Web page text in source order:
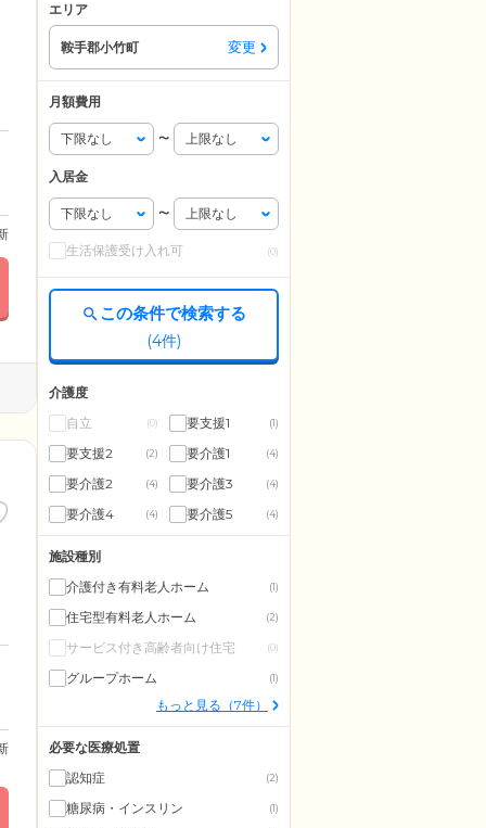
エリア
鞍手郡小竹町 変更
月額費用
〜
入居金
〜
生活保護受け入れ可 (0)
この条件で検索する
(4件)
介護度
自立
(0) 要支援1 (1)
要支援2 (2) 要介護1 (4)
要介護2 (4) 要介護3 (4)
要介護4 (4) 要介護5 (4)
施設種別
介護付き有料老人ホーム
(1)
住宅型有料老人ホーム (2)
サービス付き高齢者向け住宅 (0)
グループホーム (1)
もっと見る（7件）
必要な医療処置
認知症
(2)
糖尿病・インスリン (1)